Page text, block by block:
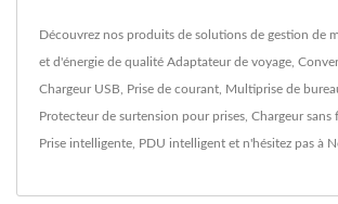
Découvrez nos produits de solutions de gestion de
et d'énergie de qualité Adaptateur de voyage
Chargeur USB Prise de courant Multiprise de
Protecteur de surtension pour prises Chargeur sans
Prise intelligente PDU intelligent et n'hésitez pas à